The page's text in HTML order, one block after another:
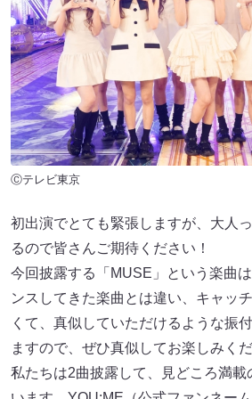
Ⓒテレビ東京
初出演でとても緊張しますが、大人
るので皆さんご期待ください！
今回披露する「MUSE」という楽曲
ンスしてきた楽曲とは違い、キャッ
くて、真似していただけるような振
ますので、ぜひ真似してお楽しみくだ
私たちは2曲披露して、見どころ満載